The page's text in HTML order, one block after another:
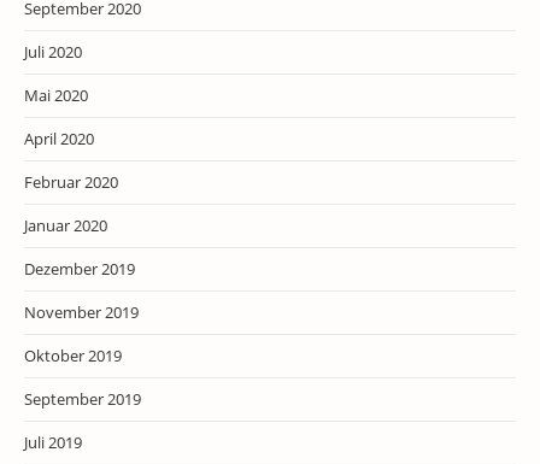
September 2020
Juli 2020
Mai 2020
April 2020
Februar 2020
Januar 2020
Dezember 2019
November 2019
Oktober 2019
September 2019
Juli 2019